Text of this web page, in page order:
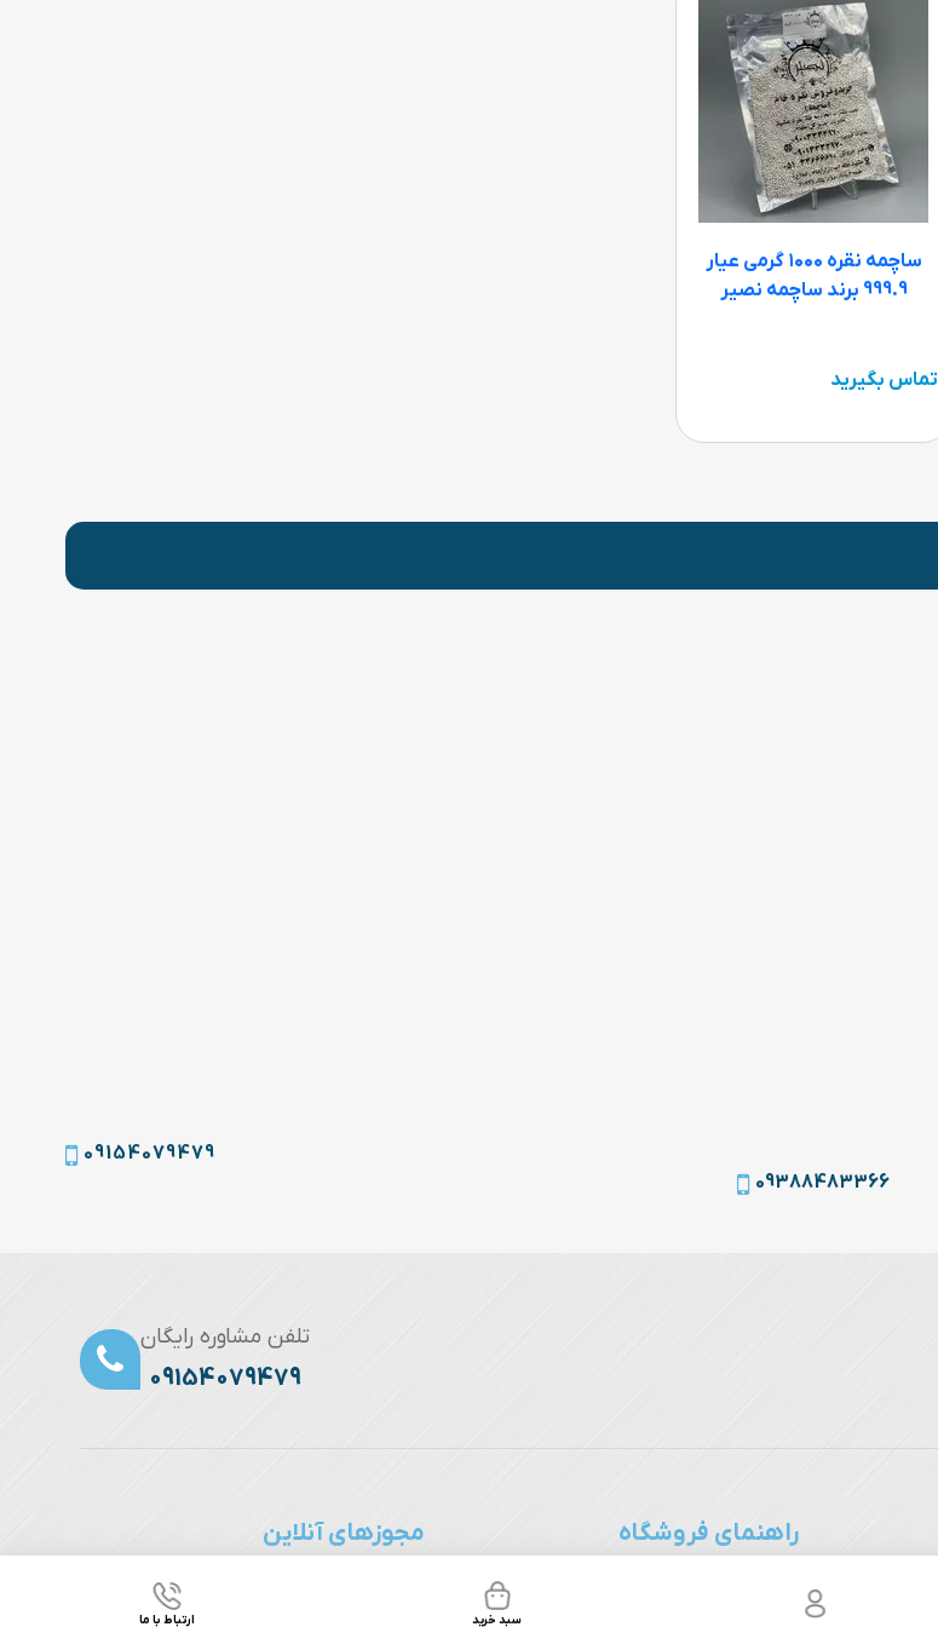
ساچمه نقره ۱۰۰۰ گرمی عیار
999.9 برند ساچمه نصیر
تماس بگیرید
09154079479
09388483366
تلفن مشاوره رایگان
09154079479
راهنمای فروشگاه
اتحادیه صنف طلا، جواهر، سکه و نقره
مجوزهای آنلاین
سبد خرید ارتباط با ما